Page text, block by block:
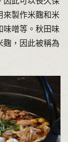
來製作米麴和米
味噌等。秋田味
麴，因此被稱為